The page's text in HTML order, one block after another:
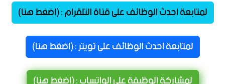
لمتابعة احدث الوظائف على قناة التلقرام : (اضغط هنا)
لمتابعة احدث الوظائف على تويتر : (اضغط هنا)